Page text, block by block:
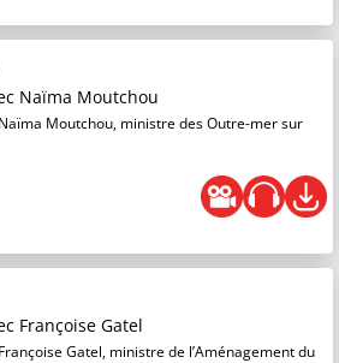
Naïma Moutchou
Moutchou, ministre des Outre-mer sur
Françoise Gatel
Gatel, ministre de l’Aménagement du